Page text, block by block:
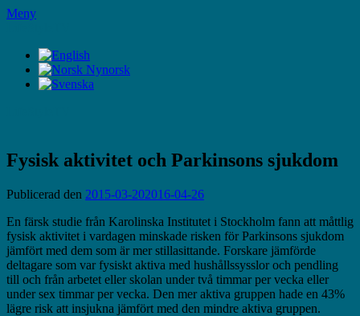
Hoppa
Meny
Fysisk aktivitet och Parkinsons sjukdom
Publicerad den 2015-03-202016-04-26
En färsk studie från Karolinska Institutet i Stockholm fann att måttlig
fysisk aktivitet i vardagen minskade risken för Parkinsons sjukdom
jämfört med dem som är mer stillasittande. Forskare jämförde
deltagare som var fysiskt aktiva med hushållssysslor och pendling
till och från arbetet eller skolan under två timmar per vecka eller
under sex timmar per vecka. Den mer aktiva gruppen hade en 43%
lägre risk att insjukna jämfört med den mindre aktiva gruppen.